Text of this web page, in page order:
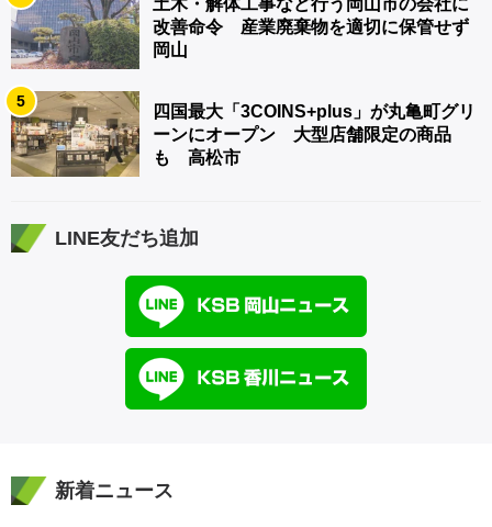
改善命令 産業廃棄物を適切に保管せず
岡山
5
四国最大「3COINS+plus」が丸亀町グリ
ーンにオープン 大型店舗限定の商品
も 高松市
LINE友だち追加
新着ニュース